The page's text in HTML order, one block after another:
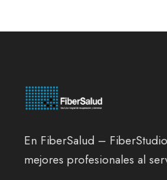
En FiberSalud –
mejores profesionales al